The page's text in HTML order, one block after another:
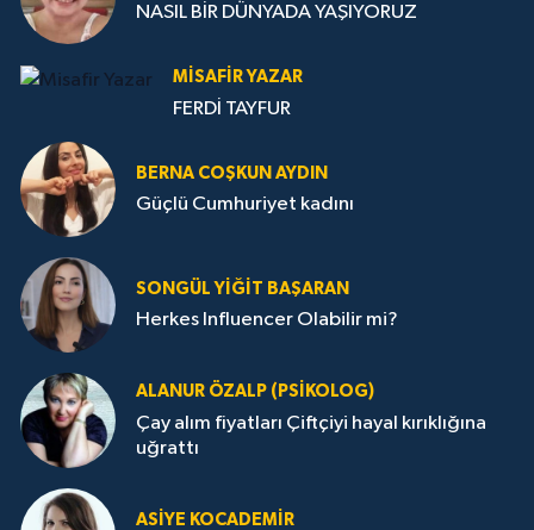
NASIL BİR DÜNYADA YAŞIYORUZ
MISAFIR YAZAR
FERDİ TAYFUR
BERNA COŞKUN AYDIN
Güçlü Cumhuriyet kadını
SONGÜL YIĞIT BAŞARAN
Herkes Influencer Olabilir mi?
ALANUR ÖZALP (PSIKOLOG)
Çay alım fiyatları Çiftçiyi hayal kırıklığına
uğrattı
ASIYE KOCADEMİR